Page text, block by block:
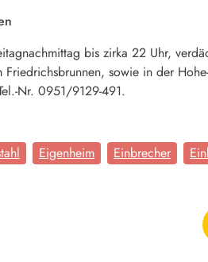
bis zirka 22 Uhr,
sowie in der
Nr. 0951/9129-491.
Eigenheim Einbrecher